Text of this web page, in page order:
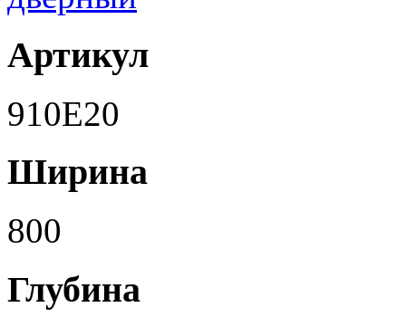
Артикул
910E20
Ширина
800
Глубина